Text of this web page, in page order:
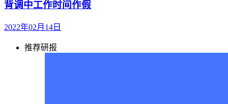
背调中工作时间作假
2022年02月14日
推荐研报